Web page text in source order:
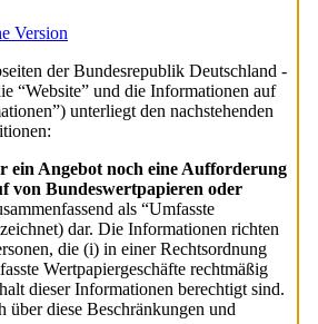
Version
der Bundesrepublik Deutschland -
“Website” und die Informationen auf
unterliegt den nachstehenden
ein Angebot noch eine Aufforderung
von Bundeswertpapieren oder
als “Umfasste
dar. Die Informationen richten
die (i) in einer Rechtsordnung
Wertpapiergeschäfte rechtmäßig
dieser Informationen berechtigt sind.
über diese Beschränkungen und